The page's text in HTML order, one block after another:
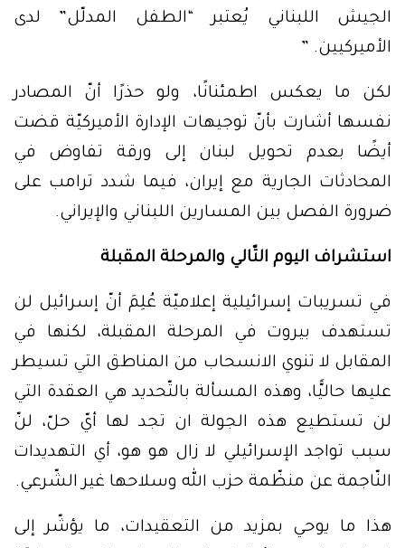
الجيش اللبناني يُعتبر “الطفل المدلّل” لدى
الأميركيين. ”
لكن ما يعكس اطمئنانًا، ولو حذرًا أنّ المصادر
نفسها أشارت بأنّ توجيهات الإدارة الأميركيّة قضت
أيضًا بعدم تحويل لبنان إلى ورقة تفاوض في
المحادثات الجارية مع إيران، فيما شدد ترامب على
ضرورة الفصل بين المسارين اللبناني والإيراني.
استشراف اليوم التّالي والمرحلة المقبلة
في تسريبات إسرائيلية إعلاميّة عُلِمَ أنّ إسرائيل لن
تستهدف بيروت في المرحلة المقبلة، لكنها في
المقابل لا تنوي الانسحاب من المناطق التي تسيطر
عليها حاليًّا، وهذه المسألة بالتّحديد هي العقدة التي
لن تستطيع هذه الجولة ان تجد لها أيّ حلّ، لنّ
سبب تواجد الإسرائيلي لا زال هو هو، أي التهديدات
النّاجمة عن منظّمة حزب الله وسلاحها غير الشّرعي.
هذا ما يوحي بمزيد من التعقيدات، ما يؤشّر إلى